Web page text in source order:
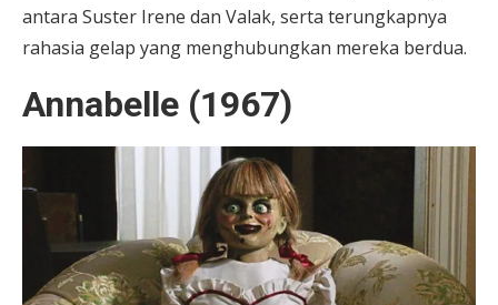
antara Suster Irene dan Valak, serta terungkapnya
rahasia gelap yang menghubungkan mereka berdua.
Annabelle (1967)